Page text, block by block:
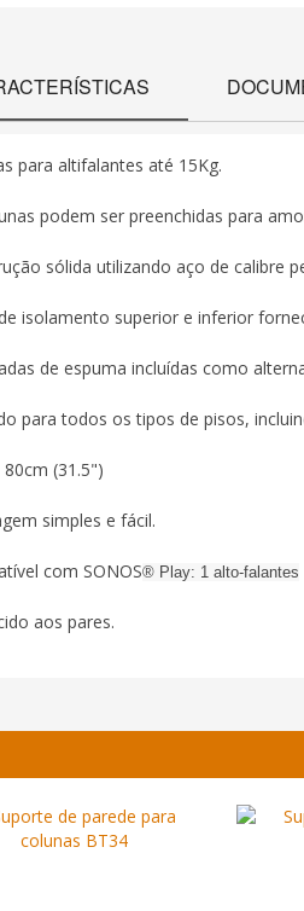
para altifalantes até 15Kg.
podem ser preenchidas para
sólida utilizando aço de calibre
isolamento superior e inferior
de espuma incluídas como
para todos os tipos de pisos,
80cm (31.5")
simples e fácil.
com SONOS® Play: 1 alto-falantes
aos pares.